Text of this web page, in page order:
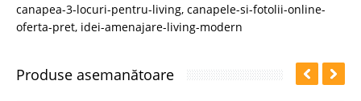
canapea-3-locuri-pentru-living, canapele-si-fotolii-online-
oferta-pret, idei-amenajare-living-modern
Produse asemanătoare